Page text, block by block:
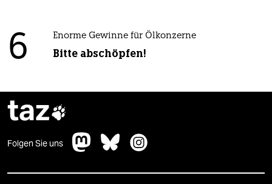
6 Enorme Gewinne für Ölkonzerne
Bitte abschöpfen!
taz
Folgen Sie uns